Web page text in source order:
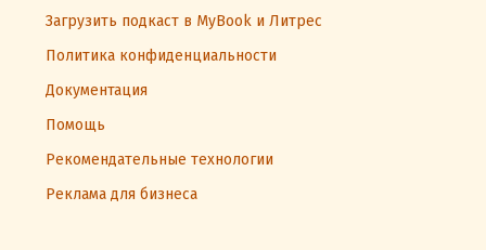
Загрузить подкаст в MyBook и Литрес
Политика конфиденциальности
Документация
Помощь
Рекомендательные технологии
Реклама для бизнеса